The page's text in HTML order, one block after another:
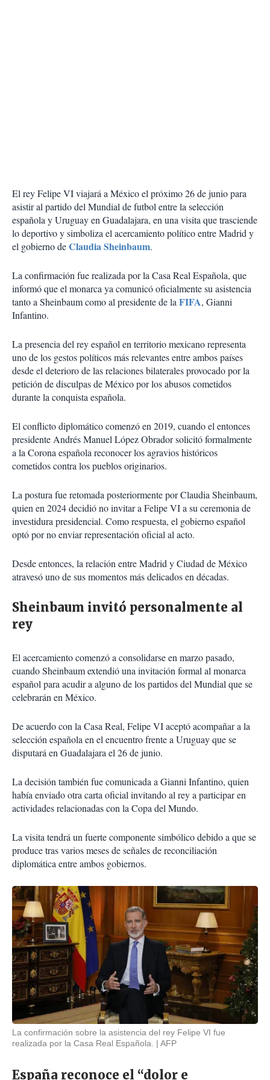
El rey Felipe VI viajará a México el próximo 26 de junio para
asistir al partido del Mundial de futbol entre la selección
española y Uruguay en Guadalajara, en una visita que trasciende
lo deportivo y simboliza el acercamiento político entre Madrid y
el gobierno deClaudia Sheinbaum.
La confirmación fue realizada por la Casa Real Española, que
informó que el monarca ya comunicó oficialmente su asistencia
tanto a Sheinbaum como al presidente de laFIFA, Gianni
Infantino.
La presencia del rey español en territorio mexicano representa
uno de los gestos políticos más relevantes entre ambos países
desde el deterioro de las relaciones bilaterales provocado por la
petición de disculpas de México por los abusos cometidos
durante la conquista española.
El conflicto diplomático comenzó en 2019, cuando el entonces
presidente Andrés Manuel López Obrador solicitó formalmente
a la Corona española reconocer los agravios históricos
cometidos contra los pueblos originarios.
La postura fue retomada posteriormente por Claudia Sheinbaum,
quien en 2024 decidió no invitar a Felipe VI a su ceremonia de
investidura presidencial. Como respuesta, el gobierno español
optó por no enviar representación oficial al acto.
Desde entonces, la relación entre Madrid y Ciudad de México
atravesó uno de sus momentos más delicados en décadas.
Sheinbaum invitó personalmente al
rey
El acercamiento comenzó a consolidarse en marzo pasado,
cuando Sheinbaum extendió una invitación formal al monarca
español para acudir a alguno de los partidos del Mundial que se
celebrarán en México.
De acuerdo con la Casa Real, Felipe VI aceptó acompañar a la
selección española en el encuentro frente a Uruguay que se
disputará en Guadalajara el 26 de junio.
La decisión también fue comunicada a Gianni Infantino, quien
había enviado otra carta oficial invitando al rey a participar en
actividades relacionadas con la Copa del Mundo.
La visita tendrá un fuerte componente simbólico debido a que se
produce tras varios meses de señales de reconciliación
diplomática entre ambos gobiernos.
La confirmación sobre la asistencia del rey Felipe VI fue
realizada por la Casa Real Española.
AFP
España reconoce el “dolor e